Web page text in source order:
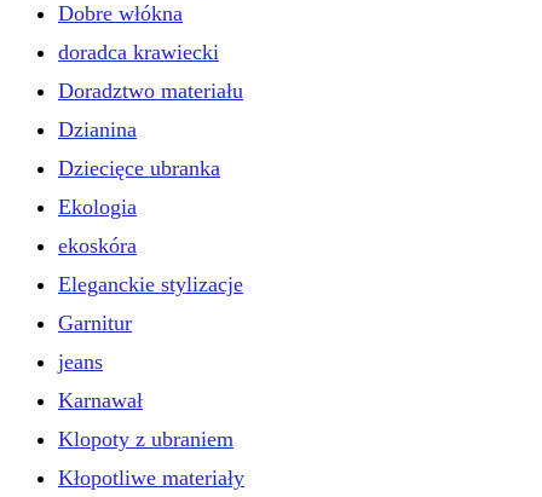
Dobre włókna
doradca krawiecki
Doradztwo materiału
Dzianina
Dziecięce ubranka
Ekologia
ekoskóra
Eleganckie stylizacje
Garnitur
jeans
Karnawał
Klopoty z ubraniem
Kłopotliwe materiały